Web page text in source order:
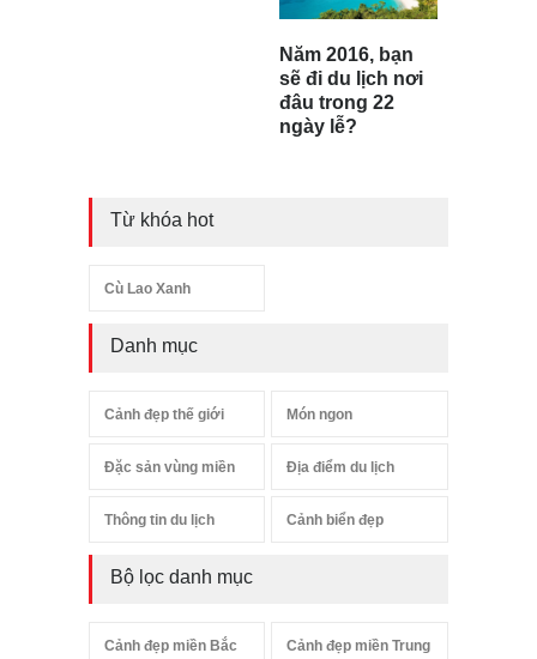
Năm 2016, bạn
sẽ đi du lịch nơi
đâu trong 22
ngày lễ?
Từ khóa hot
Cù Lao Xanh
Danh mục
Cảnh đẹp thế giới Món ngon
Đặc sản vùng miền Địa điểm du lịch
Thông tin du lịch Cảnh biển đẹp
Bộ lọc danh mục
Cảnh đẹp miền Bắc Cảnh đẹp miền Trung